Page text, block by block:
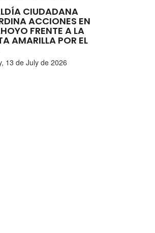
CIUDADANA
ACCIONES EN
FRENTE A LA
AMARILLA POR EL
13 de July de 2026